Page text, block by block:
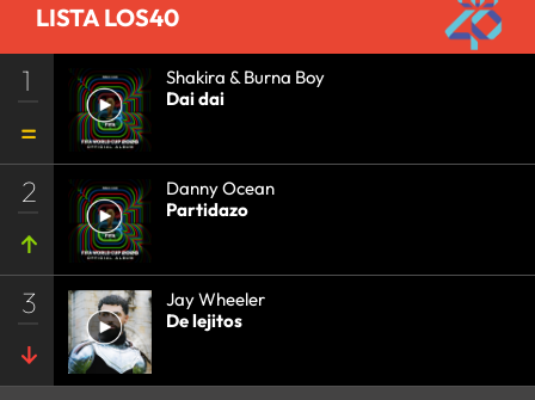
LISTA LOS40
1
Shakira & Burna Boy
Dai dai
2
Danny Ocean
Partidazo
3
Jay Wheeler
De lejitos